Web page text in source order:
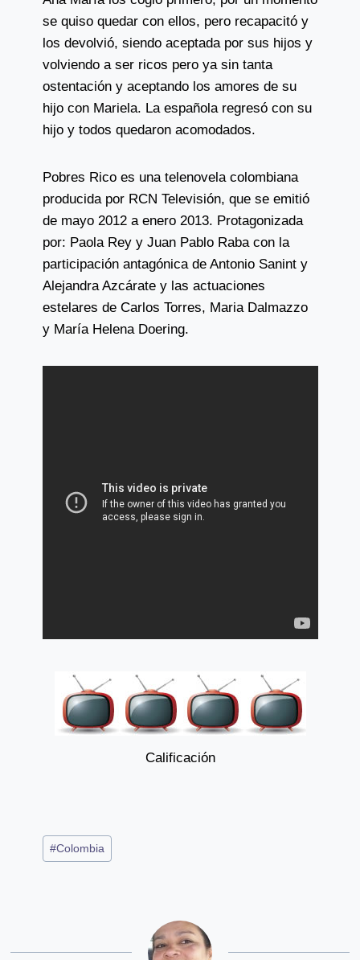
se quiso quedar con ellos, pero recapacitó y
los devolvió, siendo aceptada por sus hijos y
volviendo a ser ricos pero ya sin tanta
ostentación y aceptando los amores de su
hijo con Mariela. La española regresó con su
hijo y todos quedaron acomodados.
Pobres Rico es una telenovela colombiana
producida por RCN Televisión, que se emitió
de mayo 2012 a enero 2013. Protagonizada
por: Paola Rey y Juan Pablo Raba con la
participación antagónica de Antonio Sanint y
Alejandra Azcárate y las actuaciones
estelares de Carlos Torres, Maria Dalmazzo
y María Helena Doering.
Calificación
Post
Tags:
#Colombia